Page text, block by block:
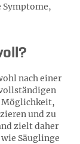
Symptome,
nach einer
Möglichkeit,
und zu
zielt daher
Säuglinge